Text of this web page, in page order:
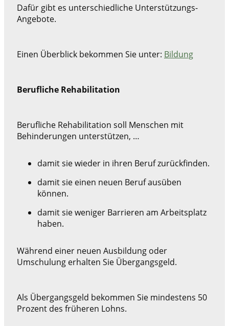
Dafür gibt es unterschiedliche Unterstützungs-
Angebote.
Einen Überblick bekommen Sie unter: Bildung
Berufliche Rehabilitation
Berufliche Rehabilitation soll Menschen mit
Behinderungen unterstützen, …
damit sie wieder in ihren Beruf zurückfinden.
damit sie einen neuen Beruf ausüben
können.
damit sie weniger Barrieren am Arbeitsplatz
haben.
Während einer neuen Ausbildung oder
Umschulung erhalten Sie Übergangsgeld.
Als Übergangsgeld bekommen Sie mindestens 50
Prozent des früheren Lohns.